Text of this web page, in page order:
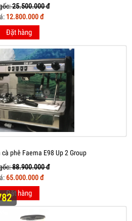
25.500.000 đ
12.800.000 đ
Đặt hàng
phê Faema E98 Up 2 Group
88.900.000 đ
65.000.000 đ
Đặt hàng